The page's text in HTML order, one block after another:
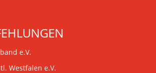
e.V.
Westfalen e.V.